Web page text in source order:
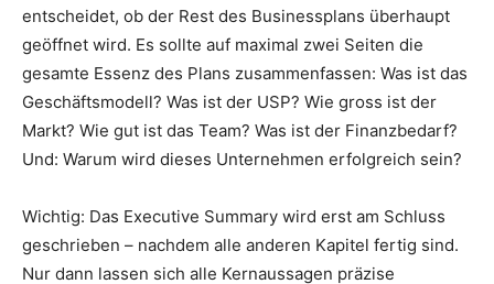
entscheidet, ob der Rest des Businessplans überhaupt
geöffnet wird. Es sollte auf maximal zwei Seiten die
gesamte Essenz des Plans zusammenfassen: Was ist das
Geschäftsmodell? Was ist der USP? Wie gross ist der
Markt? Wie gut ist das Team? Was ist der Finanzbedarf?
Und: Warum wird dieses Unternehmen erfolgreich sein?
Wichtig: Das Executive Summary wird erst am Schluss
geschrieben – nachdem alle anderen Kapitel fertig sind.
Nur dann lassen sich alle Kernaussagen präzise